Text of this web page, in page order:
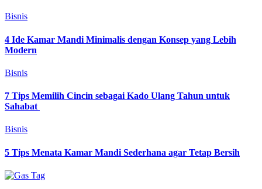
Bisnis
4 Ide Kamar Mandi Minimalis dengan Konsep yang Lebih
Modern
Bisnis
7 Tips Memilih Cincin sebagai Kado Ulang Tahun untuk
Sahabat
Bisnis
5 Tips Menata Kamar Mandi Sederhana agar Tetap Bersih